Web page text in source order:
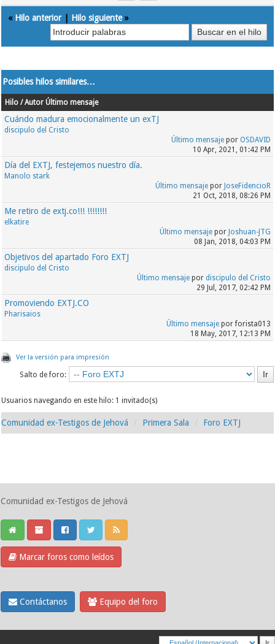
« Hilo anterior| Hilo siguiente»
Posibles hilos similares…
Hilo / Autor Último mensaje
Cuándo madura emocionalmente un exTJ
discipulo del Cristo
Último mensajepor OSDAVID
10 Apr, 2021, 01:42 PM
Día del EXTJ, festejemos nuestro día.
Manolo stark
Último mensajepor JoseFidencioR
21 Oct, 2018, 08:26 PM
Me retiro de extj.co!!! !!!!!!!!
elkatire
Último mensajepor Joshuan-JTG
08 Jan, 2018, 04:03 PM
Objetivos del apartado Foro EXTJ
discipulo del Cristo
Último mensajepor discipulo del Cristo
29 Jul, 2017, 02:42 PM
Promoviendo EXTJ.CO
Pharisaios
Último mensajepor forista013
18 May, 2017, 12:13 PM
Ver la versión para impresión
Salto de foro:
Usuarios navegando en este hilo: 1 invitado(s)
Comunidad ex-Testigos de Jehová Primera Sala Foro EXTJ
Comunidad ex-Testigos de Jehová
Marcar foros como leídos
Contáctanos Equipo del foro